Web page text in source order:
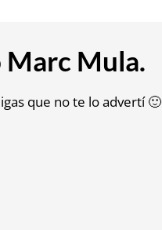
Marc Mula.
que no te lo advertí 🙂